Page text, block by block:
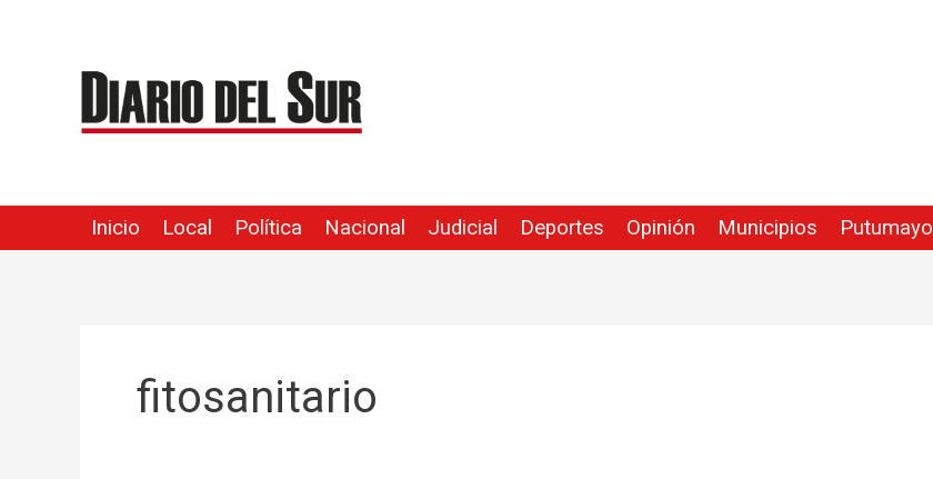
contenido
Inicio Local Política Nacional Judicial Deportes Opinión Municipios Putumayo
fitosanitario